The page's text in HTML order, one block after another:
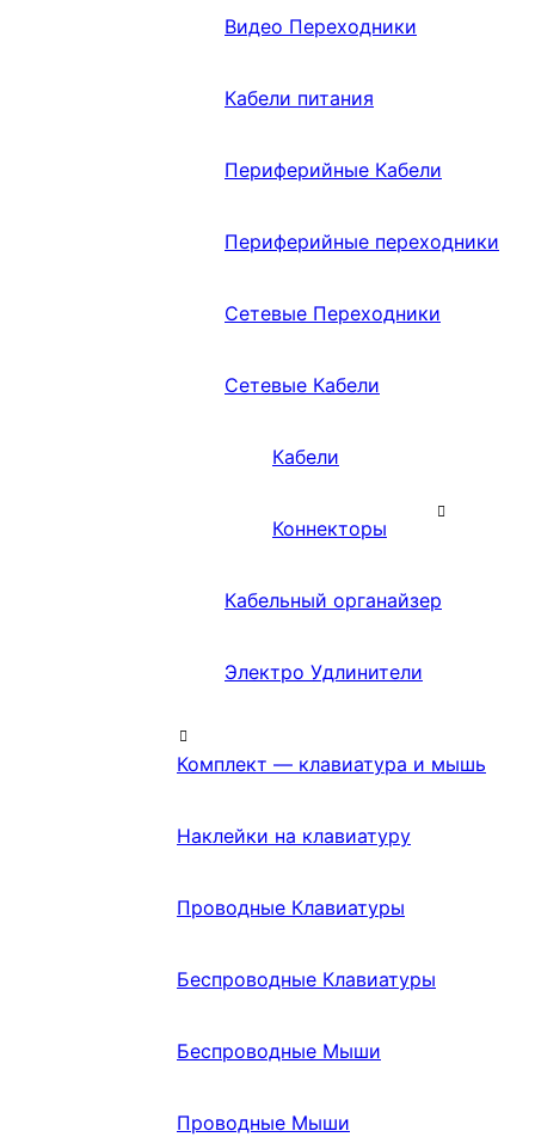
Видео Переходники
Кабели питания
Периферийные Кабели
Периферийные переходники
Сетевые Переходники
Сетевые Кабели
Кабели
Коннекторы
Кабельный органайзер
Электро Удлинители
Комплект — клавиатура и мышь
Наклейки на клавиатуру
Проводные Клавиатуры
Беспроводные Клавиатуры
Беспроводные Мыши
Проводные Мыши